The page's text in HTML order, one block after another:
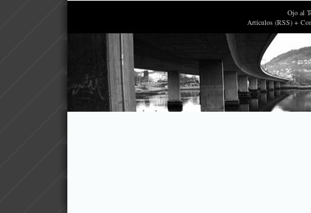
Ojo al
Artículos (RSS) +